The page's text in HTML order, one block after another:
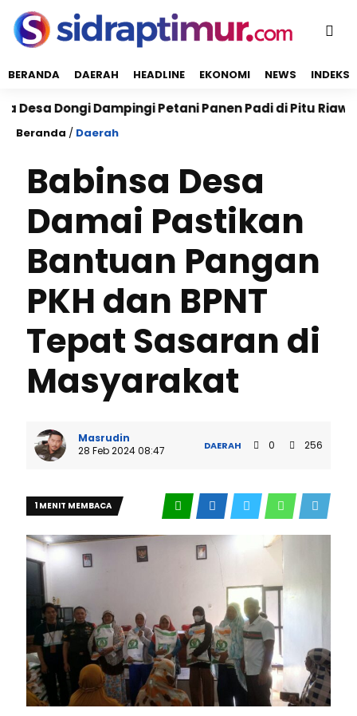
BERANDA DAERAH HEADLINE EKONOMI NEWS INDEKS
Dongi Dampingi Petani Panen Padi di Pitu Riawa,
Beranda / Daerah
Babinsa Desa
Damai Pastikan
Bantuan Pangan
PKH dan BPNT
Tepat Sasaran di
Masyarakat
Masrudin
28 Feb 2024 08:47
DAERAH 0 256
1 MENIT MEMBACA